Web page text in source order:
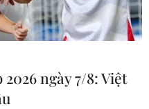
ngày 7/8: Việt